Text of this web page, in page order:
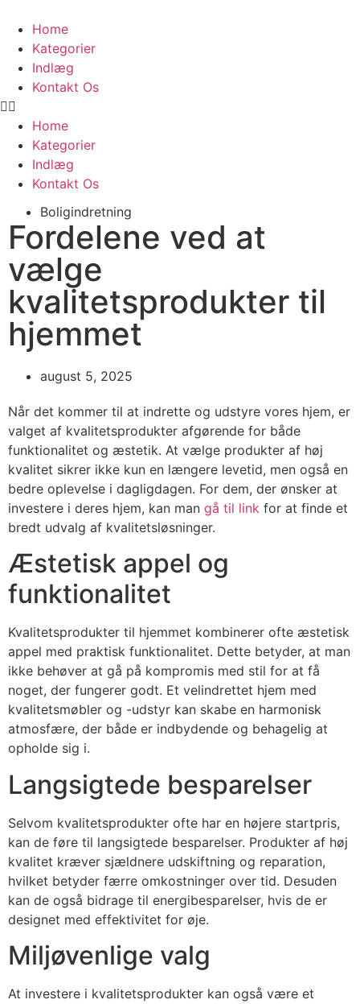
Home
Kategorier
Indlæg
Kontakt Os
Home
Kategorier
Indlæg
Kontakt Os
Boligindretning
Fordelene ved at
vælge
kvalitetsprodukter til
hjemmet
august 5, 2025
Når det kommer til at indrette og udstyre vores hjem, er
valget af kvalitetsprodukter afgørende for både
funktionalitet og æstetik. At vælge produkter af høj
kvalitet sikrer ikke kun en længere levetid, men også en
bedre oplevelse i dagligdagen. For dem, der ønsker at
investere i deres hjem, kan man gå til link for at finde et
bredt udvalg af kvalitetsløsninger.
Æstetisk appel og
funktionalitet
Kvalitetsprodukter til hjemmet kombinerer ofte æstetisk
appel med praktisk funktionalitet. Dette betyder, at man
ikke behøver at gå på kompromis med stil for at få
noget, der fungerer godt. Et velindrettet hjem med
kvalitetsmøbler og -udstyr kan skabe en harmonisk
atmosfære, der både er indbydende og behagelig at
opholde sig i.
Langsigtede besparelser
Selvom kvalitetsprodukter ofte har en højere startpris,
kan de føre til langsigtede besparelser. Produkter af høj
kvalitet kræver sjældnere udskiftning og reparation,
hvilket betyder færre omkostninger over tid. Desuden
kan de også bidrage til energibesparelser, hvis de er
designet med effektivitet for øje.
Miljøvenlige valg
At investere i kvalitetsprodukter kan også være et